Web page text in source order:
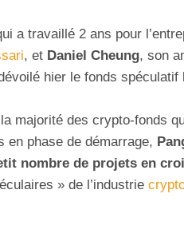
a travaillé 2 ans pour
, et Daniel Cheung, son
hier le fonds spéculatif
majorité des crypto-fonds
en phase de démarrage,
nombre de projets en
» de l’industrie